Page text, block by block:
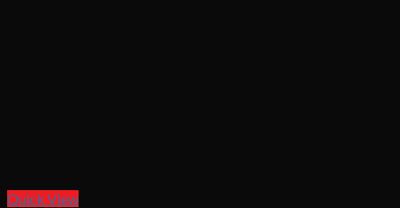
Quick View